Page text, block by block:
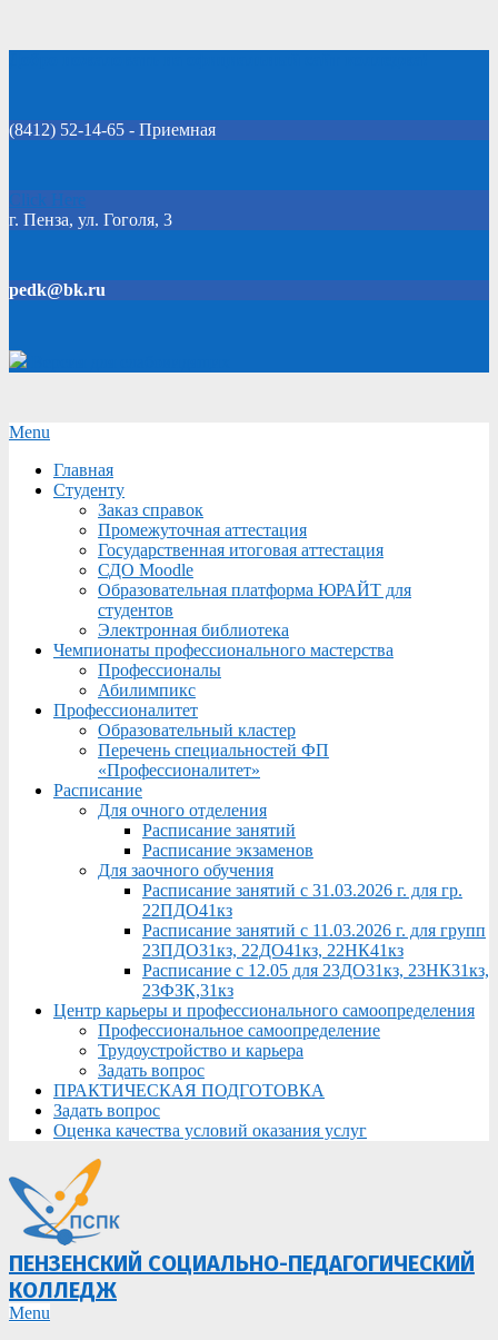
(8412) 52-14-65 - Приемная
Click Here
г. Пенза, ул. Гоголя, 3
pedk@bk.ru
Secondary
Menu
Menu
Главная
Студенту
Заказ справок
Промежуточная аттестация
Государственная итоговая аттестация
СДО Moodle
Образовательная платформа ЮРАЙТ для
студентов
Электронная библиотека
Чемпионаты профессионального мастерства
Профессионалы
Абилимпикс
Профессионалитет
Образовательный кластер
Перечень специальностей ФП
«Профессионалитет»
Расписание
Для очного отделения
Расписание занятий
Расписание экзаменов
Для заочного обучения
Расписание занятий с 31.03.2026 г. для гр.
22ПДО41кз
Расписание занятий с 11.03.2026 г. для групп
23ПДО31кз, 22ДО41кз, 22НК41кз
Расписание с 12.05 для 23ДО31кз, 23НК31кз,
23ФЗК,31кз
Центр карьеры и профессионального самоопределения
Профессиональное самоопределение
Трудоустройство и карьера
Задать вопрос
ПРАКТИЧЕСКАЯ ПОДГОТОВКА
Задать вопрос
Оценка качества условий оказания услуг
ПЕНЗЕНСКИЙ СОЦИАЛЬНО-ПЕДАГОГИЧЕСКИЙ
КОЛЛЕДЖ
Primary
Menu